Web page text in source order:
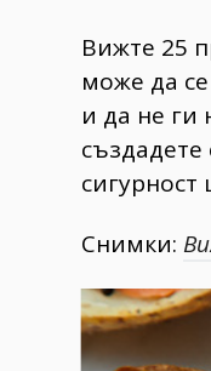
Вижте 25
може да
и да не ги
сигурност
Снимки: